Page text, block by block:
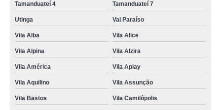
Tamanduateí 4 Tamanduateí 7
Utinga Val Paraíso
Vila Alba Vila Alice
Vila Alpina Vila Alzira
Vila América Vila Apiay
Vila Aquilino Vila Assunção
Vila Bastos Vila Camilópolis